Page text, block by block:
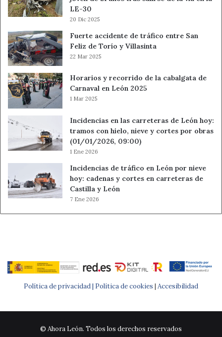
LE-30
20 Dic 2025
Fuerte accidente de tráfico entre San
Feliz de Torío y Villasinta
22 Mar 2025
Horarios y recorrido de la cabalgata de
Carnaval en León 2025
1 Mar 2025
Incidencias en las carreteras de León hoy:
tramos con hielo, nieve y cortes por obras
(01/01/2026, 09:00)
1 Ene 2026
Incidencias de tráfico en León por nieve
hoy: cadenas y cortes en carreteras de
Castilla y León
7 Ene 2026
Política de privacidad | Política de cookies | Accesibilidad
© Ahora León. Todos los derechos reservados